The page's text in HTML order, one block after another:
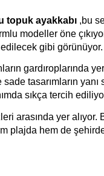
topuk ayakkabı ,bu
modeller öne
gibi görünüyor.
gardıroplarında
tasarımların yanı
sıkça tercih
arasında yer
plajda hem de